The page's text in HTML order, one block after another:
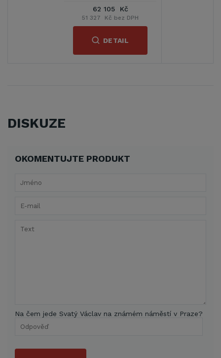
62 105 Kč
51 327 Kč bez DPH
DETAIL
DISKUZE
OKOMENTUJTE PRODUKT
Na čem jede Svatý Václav na známém náměstí v Praze?